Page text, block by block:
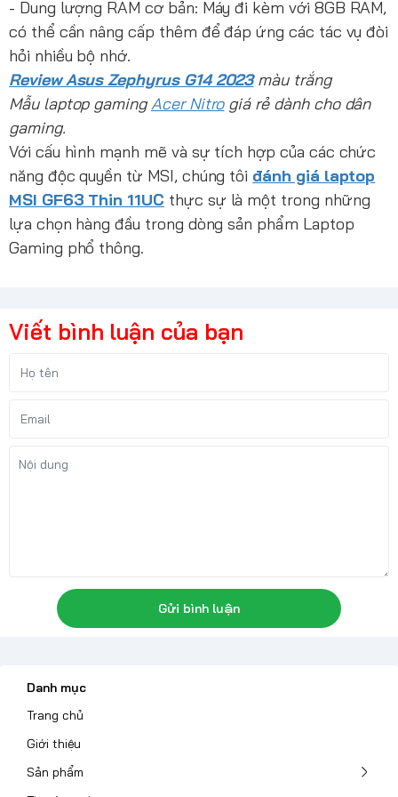
- Dung lượng RAM cơ bản: Máy đi kèm với 8GB RAM,
có thể cần nâng cấp thêm để đáp ứng các tác vụ đòi
hỏi nhiều bộ nhớ.
Review Asus Zephyrus G14 2023màu trắng
Mẫu laptop gamingAcer Nitrogiá rẻ dành cho dân
gaming.
Với cấu hình mạnh mẽ và sự tích hợp của các chức
năng độc quyền từ MSI, chúng tôi đánh giá laptop
MSI GF63 Thin 11UC thực sự là một trong những
lựa chọn hàng đầu trong dòng sản phẩm Laptop
Gaming phổ thông.
Viết bình luận của bạn
Gửi bình luận
Danh mục
Trang chủ
Giới thiệu
Sản phẩm